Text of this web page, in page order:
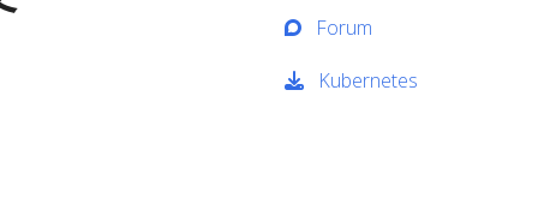
Forum
Kubernetes